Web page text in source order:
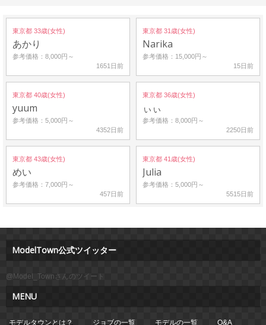
東京都 33歳(女性)
あかり
参考価格：8,000円～
1651日前
東京都 31歳(女性)
Narika
参考価格：15,000円～
15日前
東京都 40歳(女性)
yuum
参考価格：5,000円～
4352日前
東京都 36歳(女性)
ぃぃ
参考価格：8,000円～
2250日前
東京都 43歳(女性)
めい
参考価格：7,000円～
457日前
東京都 41歳(女性)
Julia
参考価格：5,000円～
5515日前
ModelTown公式ツイッター
@Model_Townさんのツイート
MENU
モデルタウンとは？ ジョブの一覧 モデルの一覧 Q&A